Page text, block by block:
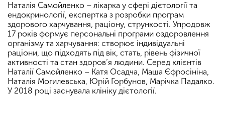
Наталія Самойленко – лікарка у сфері дієтології та
ендокринології, експертка з розробки програм
здорового харчування, раціону, стрункості. Упродовж
17 років формує персональні програми оздоровлення
організму та харчування: створює індивідуальні
раціони, що підходять під вік, стать, рівень фізичної
активності та стан здоров’я людини. Серед клієнтів
Наталії Самойленко – Катя Осадча, Маша Єфросініна,
Наталія Могилевська, Юрій Горбунов, Марічка Падалко.
У 2018 році заснувала клініку дієтології.